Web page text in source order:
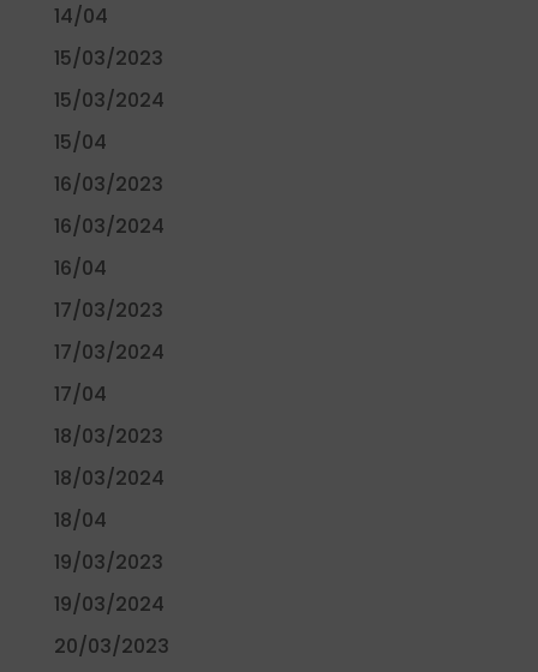
14/04
15/03/2023
15/03/2024
15/04
16/03/2023
16/03/2024
16/04
17/03/2023
17/03/2024
17/04
18/03/2023
18/03/2024
18/04
19/03/2023
19/03/2024
20/03/2023